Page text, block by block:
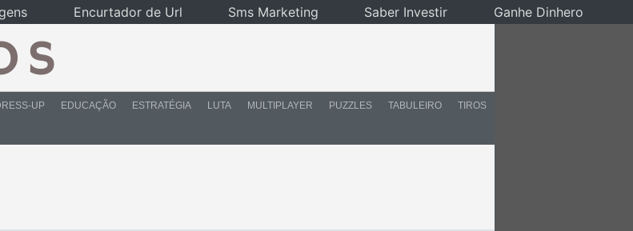
UP EDUCAÇÃO ESTRATÉGIA LUTA MULTIPLAYER PUZZLES TABULEIRO TIROS
Encurtador de Url Sms Marketing Saber Investir Ganhe Dinhero